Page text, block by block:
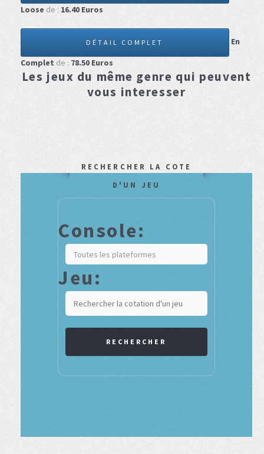
Loose de : 16.40 Euros
DÉTAIL COMPLET
En
Complet de : 78.50 Euros
Les jeux du même genre qui peuvent
vous interesser
RECHERCHER LA COTE
D'UN JEU
Console:
Jeu:
RECHERCHER